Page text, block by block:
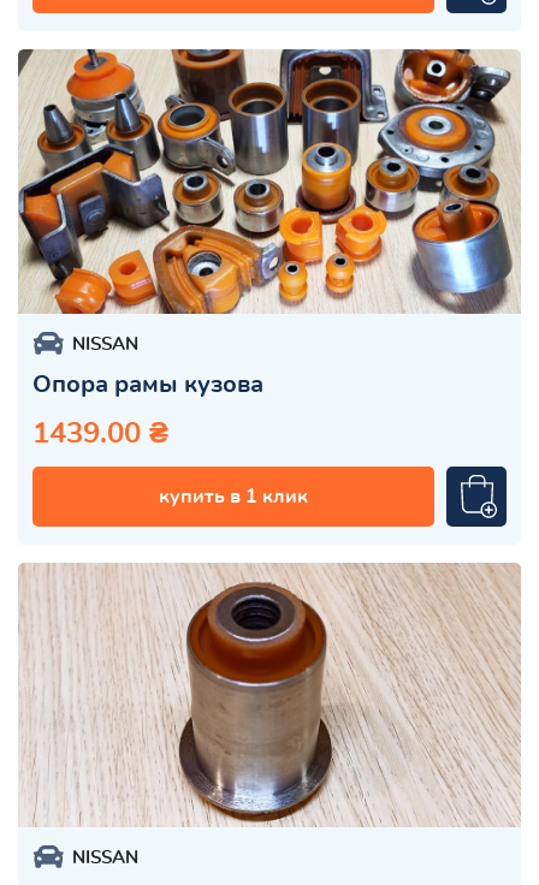
NISSAN
Опора рамы кузова
1439.00 ₴
купить в 1 клик
NISSAN